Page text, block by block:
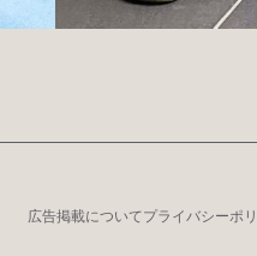
広告掲載についてプライバシーポ